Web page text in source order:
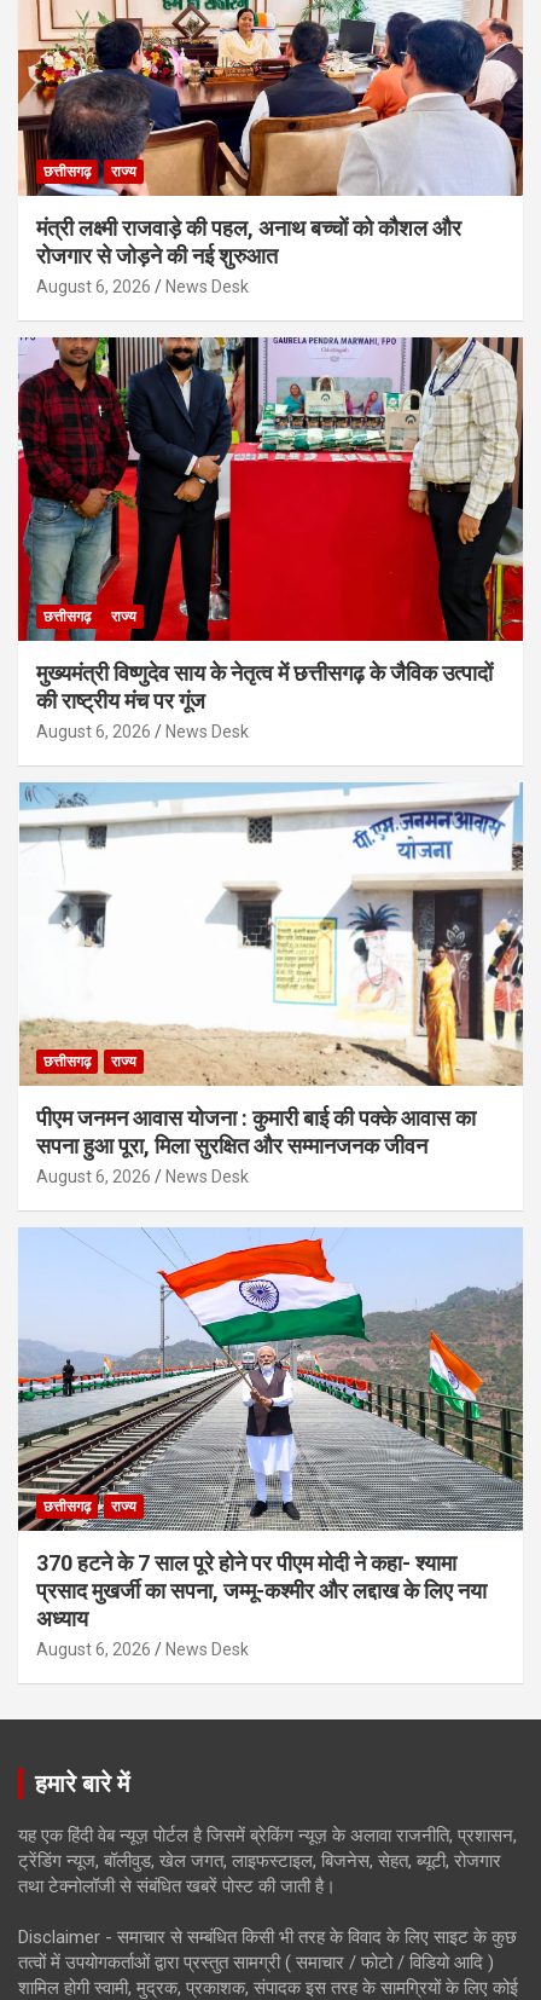
छत्तीसगढ़ राज्य
मंत्री लक्ष्मी राजवाड़े की पहल, अनाथ बच्चों को कौशल और
रोजगार से जोड़ने की नई शुरुआत
August 6, 2026 News Desk
छत्तीसगढ़ राज्य
मुख्यमंत्री विष्णुदेव साय के नेतृत्व में छत्तीसगढ़ के जैविक उत्पादों
की राष्ट्रीय मंच पर गूंज
August 6, 2026 News Desk
छत्तीसगढ़ राज्य
पीएम जनमन आवास योजना : कुमारी बाई की पक्के आवास का
सपना हुआ पूरा, मिला सुरक्षित और सम्मानजनक जीवन
August 6, 2026 News Desk
छत्तीसगढ़ राज्य
370 हटने के 7 साल पूरे होने पर पीएम मोदी ने कहा- श्यामा
प्रसाद मुखर्जी का सपना, जम्मू-कश्मीर और लद्दाख के लिए नया
अध्याय
August 6, 2026 News Desk
हमारे बारे में
यह एक हिंदी वेब न्यूज़ पोर्टल है जिसमें ब्रेकिंग न्यूज़ के अलावा राजनीति, प्रशासन,
ट्रेंडिंग न्यूज, बॉलीवुड, खेल जगत, लाइफस्टाइल, बिजनेस, सेहत, ब्यूटी, रोजगार
तथा टेक्नोलॉजी से संबंधित खबरें पोस्ट की जाती है।
Disclaimer - समाचार से सम्बंधित किसी भी तरह के विवाद के लिए साइट के कुछ
तत्वों में उपयोगकर्ताओं द्वारा प्रस्तुत सामग्री ( समाचार / फोटो / विडियो आदि )
शामिल होगी स्वामी, मुद्रक, प्रकाशक, संपादक इस तरह के सामग्रियों के लिए कोई